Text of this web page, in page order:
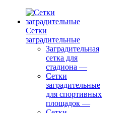
Сетки
заградительные
Заградительная
сетка для
стадиона —
Сетки
заградительные
для спортивных
площадок —